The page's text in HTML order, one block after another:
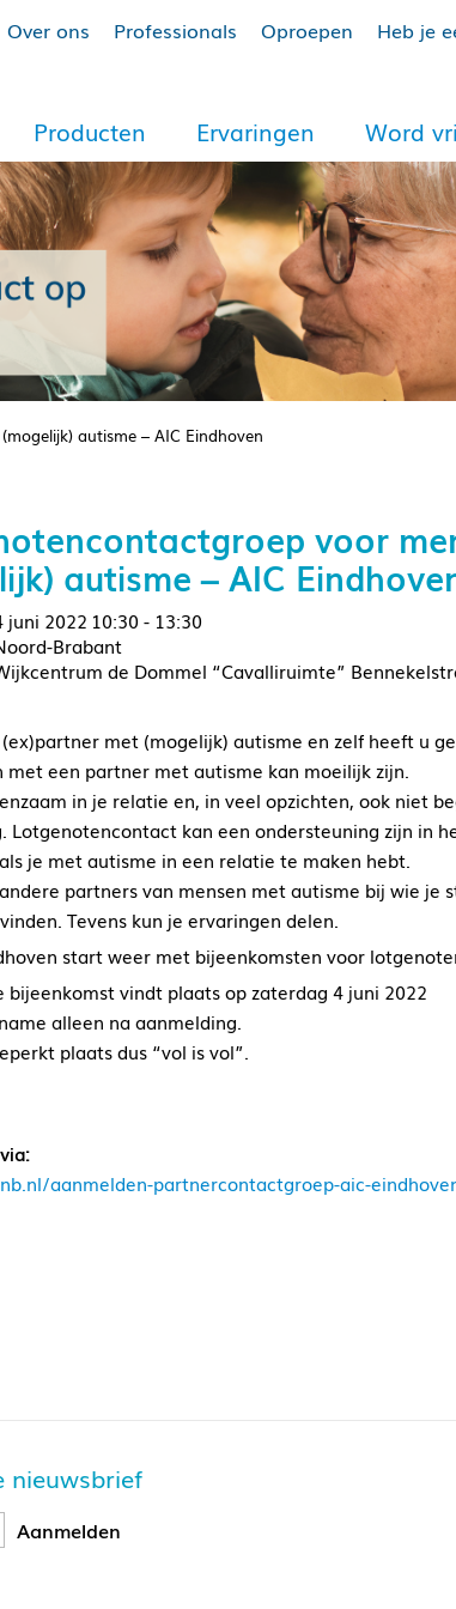
Over ons Professionals Oproepen Heb je
Producten Ervaringen Word
autisme – AIC Eindhoven
voor
autisme – AIC
juni 2022 10:30 - 13:30
Brabant
de Dommel “Cavalliruimte”
met (mogelijk) autisme en zelf heeft u
met een partner met autisme kan moeilijk zijn.
in je relatie en, in veel opzichten, ook niet
Lotgenotencontact kan een ondersteuning zijn in
je met autisme in een relatie te maken hebt.
partners van mensen met autisme bij wie je
Tevens kun je ervaringen delen.
start weer met bijeenkomsten voor
bijeenkomst vindt plaats op zaterdag 4 juni 2022
alleen na aanmelding.
plaats dus “vol is vol”.
aanmelden-partnercontactgroep-aic-
nieuwsbrief